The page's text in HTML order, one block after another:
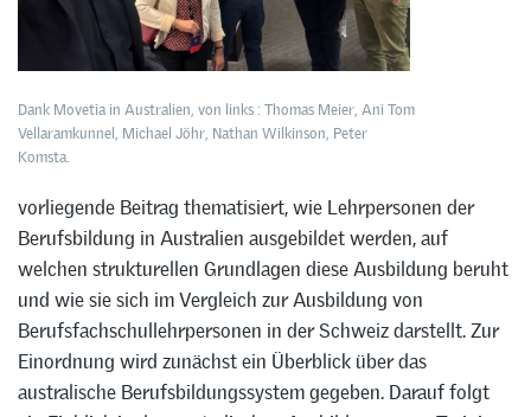
Dank Movetia in Australien, von links : Thomas Meier, Ani Tom
Vellaramkunnel, Michael Jöhr, Nathan Wilkinson, Peter
Komsta.
vorliegende Beitrag thematisiert, wie Lehrpersonen der
Berufsbildung in Australien ausgebildet werden, auf
welchen strukturellen Grundlagen diese Ausbildung beruht
und wie sie sich im Vergleich zur Ausbildung von
Berufsfachschullehrpersonen in der Schweiz darstellt. Zur
Einordnung wird zunächst ein Überblick über das
australische Berufsbildungssystem gegeben. Darauf folgt